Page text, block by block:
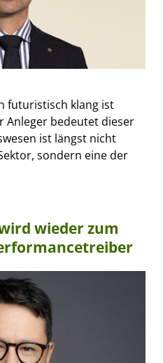
futuristisch klang ist
Anleger bedeutet dieser
ist längst nicht
sondern eine der
wieder zum